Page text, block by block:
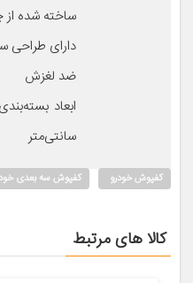
ساخته شده از
دارای طراحی
ضد لغزش
سانتی‌متر
کفپوش خودرو کفپوش سه بعدی
کالا های مرتبط